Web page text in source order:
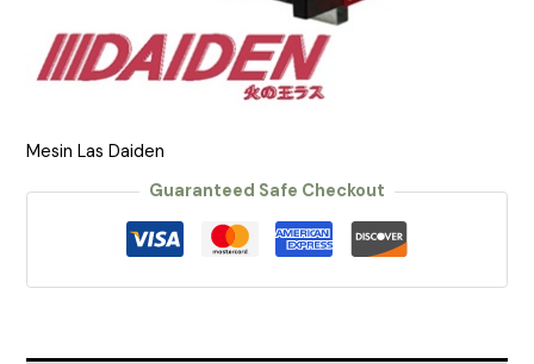
Mesin Las Daiden
Guaranteed Safe Checkout